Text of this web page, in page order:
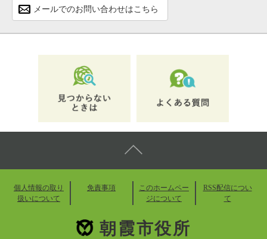
メールでのお問い合わせはこちら
個人情報の取り
扱いについて
免責事項
このホームペー
ジについて
RSS配信につい
て
朝霞市役所